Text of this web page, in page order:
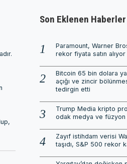
Son Eklenen Haberler
Paramount, Warner
rekor fiyata satın alıyor
Bitcoin 65 bin dolara
açığı ve zincir
tedirgin etti
Trump Media kripto
odak medya ve füzyon
Zayıf istihdam verisi
taşıdı, S&P 500 rekor